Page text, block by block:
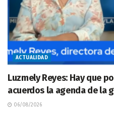
ACTUALIDAD
Luzmely Reyes: Hay que
acuerdos la agenda de la
06/08/2026